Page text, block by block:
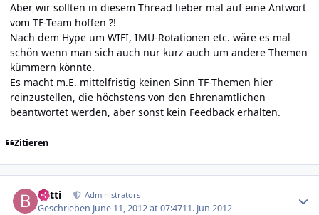
Aber wir sollten in diesem Thread lieber mal auf eine Antwort
vom TF-Team hoffen ?!
Nach dem Hype um WIFI, IMU-Rotationen etc. wäre es mal
schön wenn man sich auch nur kurz auch um andere Themen
kümmern könnte.
Es macht m.E. mittelfristig keinen Sinn TF-Themen hier
reinzustellen, die höchstens von den Ehrenamtlichen
beantwortet werden, aber sonst kein Feedback erhalten.
Zitieren
batti Administrators
Geschrieben June 11, 2012 at 07:4711. Jun 2012